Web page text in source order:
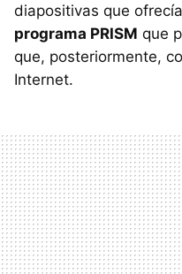
diapositivas que
programa PRISM que
que, posteriormente,
Internet.